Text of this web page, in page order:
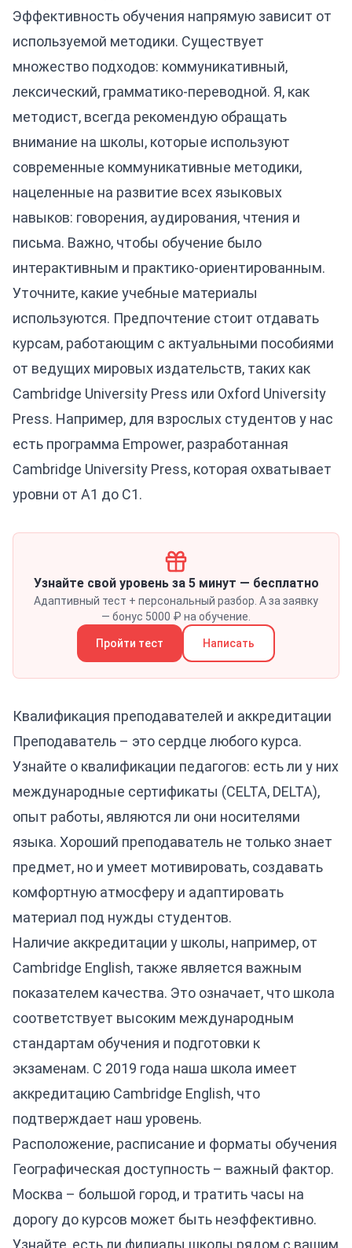
Эффективность обучения напрямую зависит от
используемой методики. Существует
множество подходов: коммуникативный,
лексический, грамматико-переводной. Я, как
методист, всегда рекомендую обращать
внимание на школы, которые используют
современные коммуникативные методики,
нацеленные на развитие всех языковых
навыков: говорения, аудирования, чтения и
письма. Важно, чтобы обучение было
интерактивным и практико-ориентированным.
Уточните, какие учебные материалы
используются. Предпочтение стоит отдавать
курсам, работающим с актуальными пособиями
от ведущих мировых издательств, таких как
Cambridge University Press или Oxford University
Press. Например, для взрослых студентов у нас
есть программа Empower, разработанная
Cambridge University Press, которая охватывает
уровни от A1 до C1.
Узнайте свой уровень за 5 минут — бесплатно
Адаптивный тест + персональный разбор. А за заявку
— бонус 5000 ₽ на обучение.
Пройти тест Написать
Квалификация преподавателей и аккредитации
Преподаватель – это сердце любого курса.
Узнайте о квалификации педагогов: есть ли у них
международные сертификаты (CELTA, DELTA),
опыт работы, являются ли они носителями
языка. Хороший преподаватель не только знает
предмет, но и умеет мотивировать, создавать
комфортную атмосферу и адаптировать
материал под нужды студентов.
Наличие аккредитации у школы, например, от
Cambridge English, также является важным
показателем качества. Это означает, что школа
соответствует высоким международным
стандартам обучения и подготовки к
экзаменам. С 2019 года наша школа имеет
аккредитацию Cambridge English, что
подтверждает наш уровень.
Расположение, расписание и форматы обучения
Географическая доступность – важный фактор.
Москва – большой город, и тратить часы на
дорогу до курсов может быть неэффективно.
Узнайте, есть ли филиалы школы рядом с вашим